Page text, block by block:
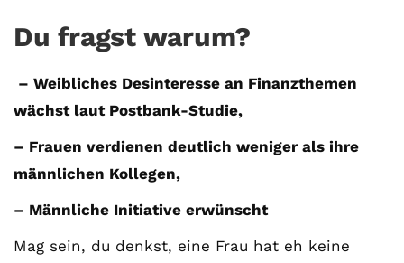
Du fragst warum?
– Weibliches Desinteresse an Finanzthemen
wächst laut Postbank-Studie,
– Frauen verdienen deutlich weniger als ihre
männlichen Kollegen,
– Männliche Initiative erwünscht
Mag sein, du denkst, eine Frau hat eh keine